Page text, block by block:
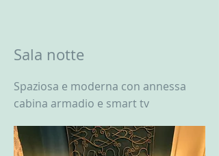
Sala notte
Spaziosa e moderna con annessa
cabina armadio e smart tv